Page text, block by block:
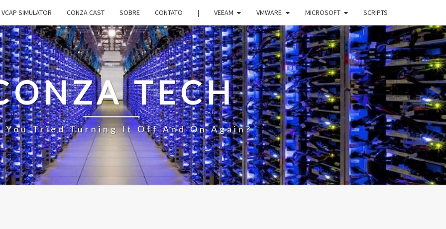
VCAP SIMULATOR CONZA CAST SOBRE CONTATO | VEEAM VMWARE MICROSOFT SCRIPTS
TECH
You Tried Turning It Off And On Again?